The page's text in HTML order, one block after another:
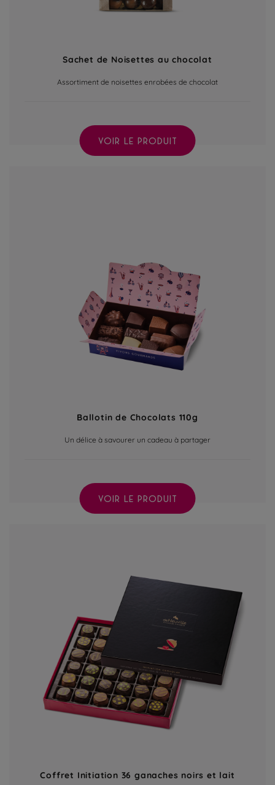
Sachet de Noisettes au chocolat
Assortiment de noisettes enrobées de chocolat
VOIR LE PRODUIT
Ballotin de Chocolats 110g
Un délice à savourer un cadeau à partager
VOIR LE PRODUIT
Coffret Initiation 36 ganaches noirs et lait